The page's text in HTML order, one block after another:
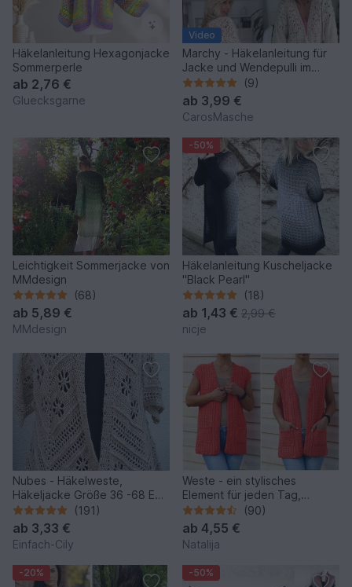
Häkelanleitung Hexagonjacke
Sommerperle
ab 2,76 €
Gluecksgarne
Video
Marchy - Häkelanleitung für
Jacke und Wendepulli im
Patchworkstil(9)
ab 3,99 €
CarosMasche
Leichtigkeit Sommerjacke von
MMdesign
(68)
ab 5,89 €
MMdesign
-50%
Häkelanleitung Kuscheljacke
"Black Pearl"
(18)
ab 1,43 € 2,99 €
nicje
Nubes - Häkelweste,
Häkeljacke Größe 36 -68 EU
Damen
(191)
ab 3,33 €
Einfach-Cily
Weste - ein stylisches
Element für jeden Tag,
Häkelanleitung mit
Häkelschrift in Gr. 32 bis 52+
(90)
ab 4,55 €
Natalija
-20% -50%